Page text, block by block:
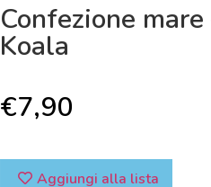
Confezione
Koala
€7,90
Aggiungi alla lista